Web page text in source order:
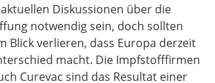
Diskussionen über die
notwendig sein, doch sollten
Blick verlieren, dass Europa derzeit
macht. Die Impfstofffirmen
Curevac sind das Resultat einer